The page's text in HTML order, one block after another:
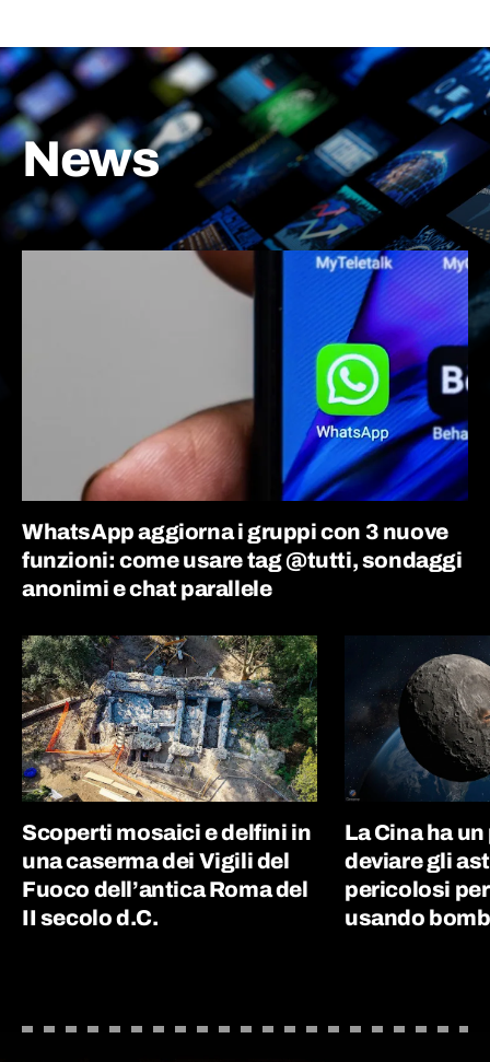
News
WhatsApp aggiorna i gruppi con 3 nuove
funzioni: come usare tag @tutti, sondaggi
anonimi e chat parallele
Scoperti mosaici e delfini in
una caserma dei Vigili del
Fuoco dell’antica Roma del
II secolo d.C.
La Cina ha
deviare gli
pericolosi per
usando